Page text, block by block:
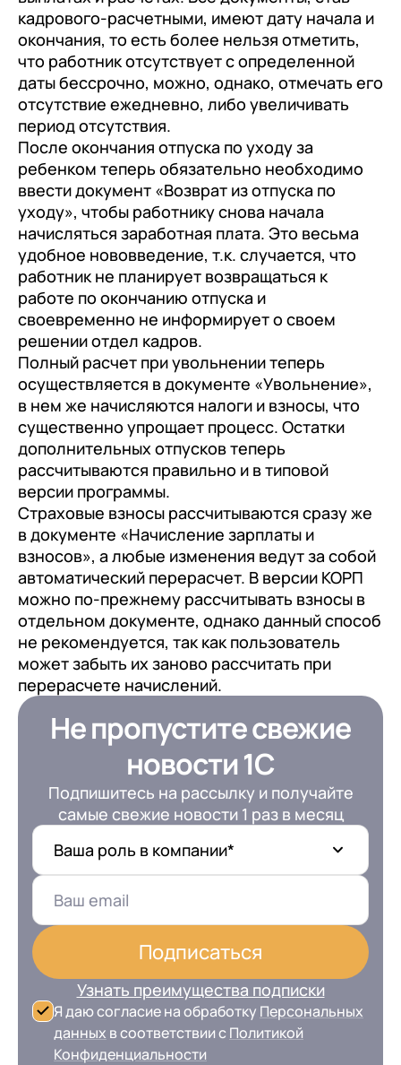
кадрового-расчетными, имеют дату начала и
окончания, то есть более нельзя отметить,
что работник отсутствует с определенной
даты бессрочно, можно, однако, отмечать его
отсутствие ежедневно, либо увеличивать
период отсутствия.
После окончания отпуска по уходу за
ребенком теперь обязательно необходимо
ввести документ «Возврат из отпуска по
уходу», чтобы работнику снова начала
начисляться заработная плата. Это весьма
удобное нововведение, т.к. случается, что
работник не планирует возвращаться к
работе по окончанию отпуска и
своевременно не информирует о своем
решении отдел кадров.
Полный расчет при увольнении теперь
осуществляется в документе «Увольнение»,
в нем же начисляются налоги и взносы, что
существенно упрощает процесс. Остатки
дополнительных отпусков теперь
рассчитываются правильно и в типовой
версии программы.
Страховые взносы рассчитываются сразу же
в документе «Начисление зарплаты и
взносов», а любые изменения ведут за собой
автоматический перерасчет. В версии КОРП
можно по-прежнему рассчитывать взносы в
отдельном документе, однако данный способ
не рекомендуется, так как пользователь
может забыть их заново рассчитать при
перерасчете начислений.
Не пропустите свежие
новости 1С
Подпишитесь на рассылку и получайте
самые свежие новости 1 раз в месяц
Ваша роль в компании*
Подписаться
Узнать преимущества подписки
Я даю согласие на обработку Персональных
данных в соответствии сПолитикой
Конфиденциальности